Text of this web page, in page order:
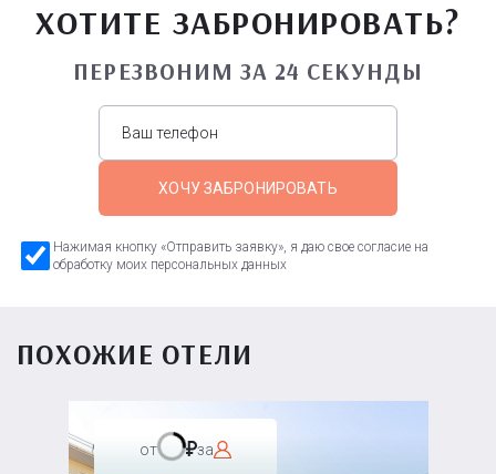
ХОТИТЕ ЗАБРОНИРОВАТЬ?
ПЕРЕЗВОНИМ ЗА 24 СЕКУНДЫ
ХОЧУ ЗАБРОНИРОВАТЬ
Нажимая кнопку «Отправить заявку», я даю свое согласие на
обработку моих персональных данных
ПОХОЖИЕ ОТЕЛИ
от за